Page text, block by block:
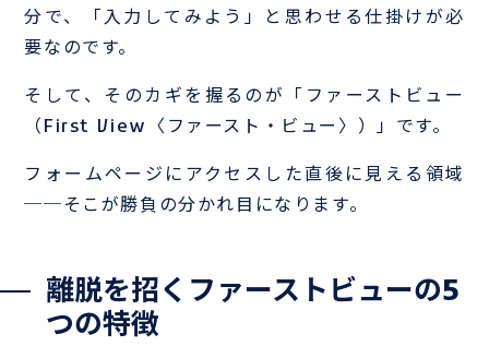
分で、「入力してみよう」と思わせる仕掛けが必
要なのです。
そして、そのカギを握るのが「ファーストビュー
（First View〈ファースト・ビュー〉）」です。
フォームページにアクセスした直後に見える領域
──そこが勝負の分かれ目になります。
離脱を招くファーストビューの5
つの特徴